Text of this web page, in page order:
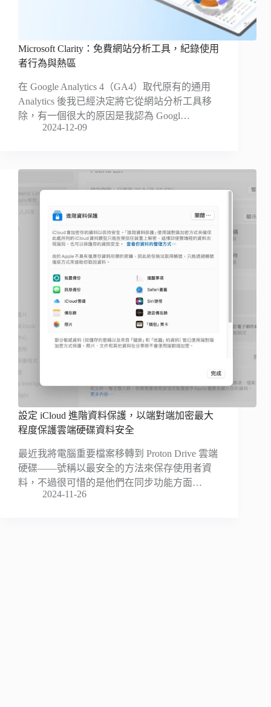
Microsoft Clarity：免費網站分析工具，紀錄使用
者行為與熱區
在 Google Analytics 4（GA4）取代原有的通用
Analytics 後我已經決定將它從網站分析工具移
除，有一個很大的原因是我認為 Googl…
2024-12-09
設定 iCloud 進階資料保護，以端對端加密最大
程度保護雲端硬碟資料安全
最近我將電腦重要檔案移轉到 Proton Drive 雲端
硬碟——號稱以最安全的方法來保存使用者資
料，不過很可惜的是他們在同步功能方面…
2024-11-26